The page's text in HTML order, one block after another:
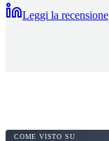
Leggi la recensione
COME VISTO SU